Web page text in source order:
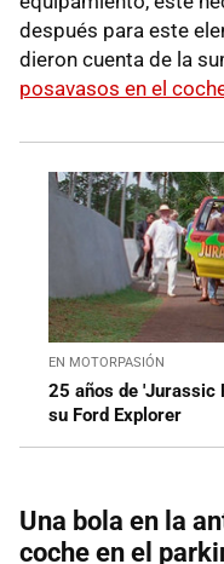
después para este
dieron cuenta de la
posavasos en el
EN MOTORPASIÓN
25 años de 'Jurassic
su Ford Explorer
Una bola en la
coche en el